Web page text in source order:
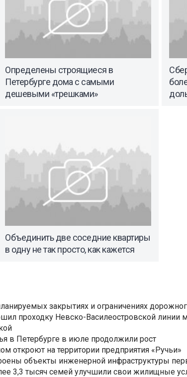
Определены строящиеся в
Петербурге дома с самыми
дешевыми «трешками»
Объединить две соседние квартиры
в одну не так просто, как кажется
закрытиях и ограничениях
проходку Невско-Василеостровской линии
в Петербурге в июле продолжили рост
откроют на территории предприятия «Ручьи»
объекты инженерной инфраструктуры
3,3 тысяч семей улучшили свои жилищные